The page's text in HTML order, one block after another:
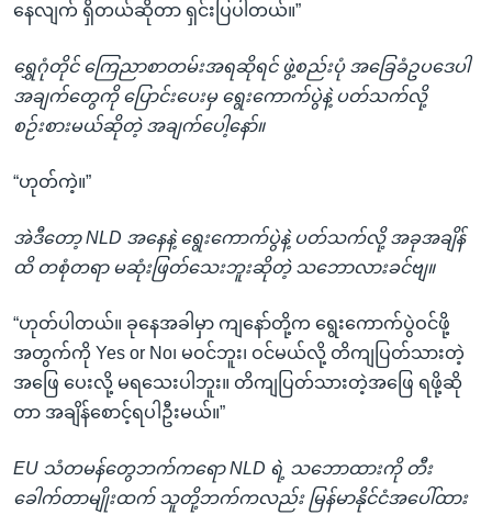
နေလျက် ရှိတယ်ဆိုတာ ရှင်းပြပါတယ်။”
ရွှေဂုံတိုင် ကြေညာစာတမ်းအရဆိုရင် ဖွဲ့စည်းပုံ အခြေခံဥပဒေပါ
အချက်တွေကို ပြောင်းပေးမှ ရွေးကောက်ပွဲနဲ့ ပတ်သက်လို့
စဉ်းစားမယ်ဆိုတဲ့ အချက်ပေါ့နော်။
“ဟုတ်ကဲ့။”
အဲဒီတော့ NLD အနေနဲ့ ရွေးကောက်ပွဲနဲ့ ပတ်သက်လို့ အခုအချိန်
ထိ တစုံတရာ မဆုံးဖြတ်သေးဘူးဆိုတဲ့ သဘောလားခင်ဗျ။
“ဟုတ်ပါတယ်။ ခုနေအခါမှာ ကျနော်တို့က ရွေးကောက်ပွဲဝင်ဖို့
အတွက်ကို Yes or No၊ မဝင်ဘူး၊ ဝင်မယ်လို့ တိကျပြတ်သားတဲ့
အဖြေ ပေးလို့ မရသေးပါဘူး။ တိကျပြတ်သားတဲ့အဖြေ ရဖို့ဆို
တာ အချိန်စောင့်ရပါဦးမယ်။”
EU သံတမန်တွေဘက်ကရော NLD ရဲ့ သဘောထားကို တီး
ခေါက်တာမျိုးထက် သူတို့ဘက်ကလည်း မြန်မာနိုင်ငံအပေါ်ထား